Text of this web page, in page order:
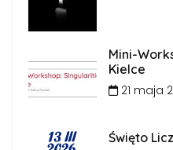
Mini-
Kielce
21 maja
Święto